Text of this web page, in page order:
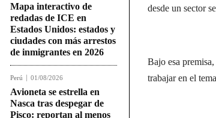
Mapa interactivo de
redadas de ICE en
Estados Unidos: estados y
ciudades con más arrestos
de inmigrantes en 2026
Perú 01/08/2026
Avioneta se estrella en
Nasca tras despegar de
Pisco: reportan al menos
desde un sector
Bajo esa
trabajar en el